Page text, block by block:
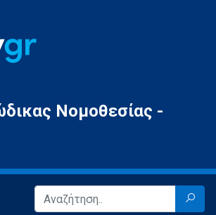
Νομοθεσίας -